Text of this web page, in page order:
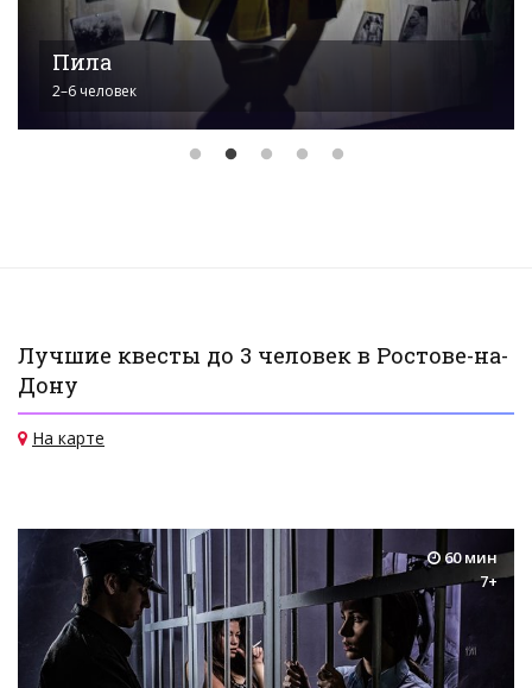
Индиана Джонс
2–6 человек От 4 000 ₽ до 4 000 ₽
Лучшие квесты до 3 человек в Ростове-на-
Дону
На карте
60 мин
7+